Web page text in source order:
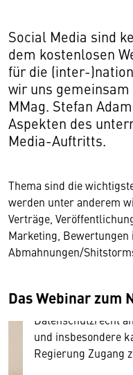
Social Media sind
dem kostenlosen
für die (inter-
wir uns
MMag. Stefan
Aspekten des
Media-Auftritts.
Thema sind die
werden unter anderem
Verträge,
Marketing, Bewertungen
Abmahnungen/
Das Webinar zum
Hier würden wir
Inhalt anzeigen.
Ihre Zustimmung,
personenbezogene
Diese Daten
Datenschutzrecht
und insbesondere
Regierung Zugang